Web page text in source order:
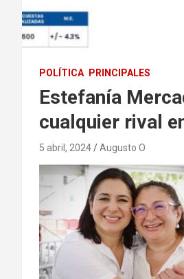
POLÍTICA PRINCIPALES
Estefanía
cualquier rival
5 abril, 2024 Augusto O